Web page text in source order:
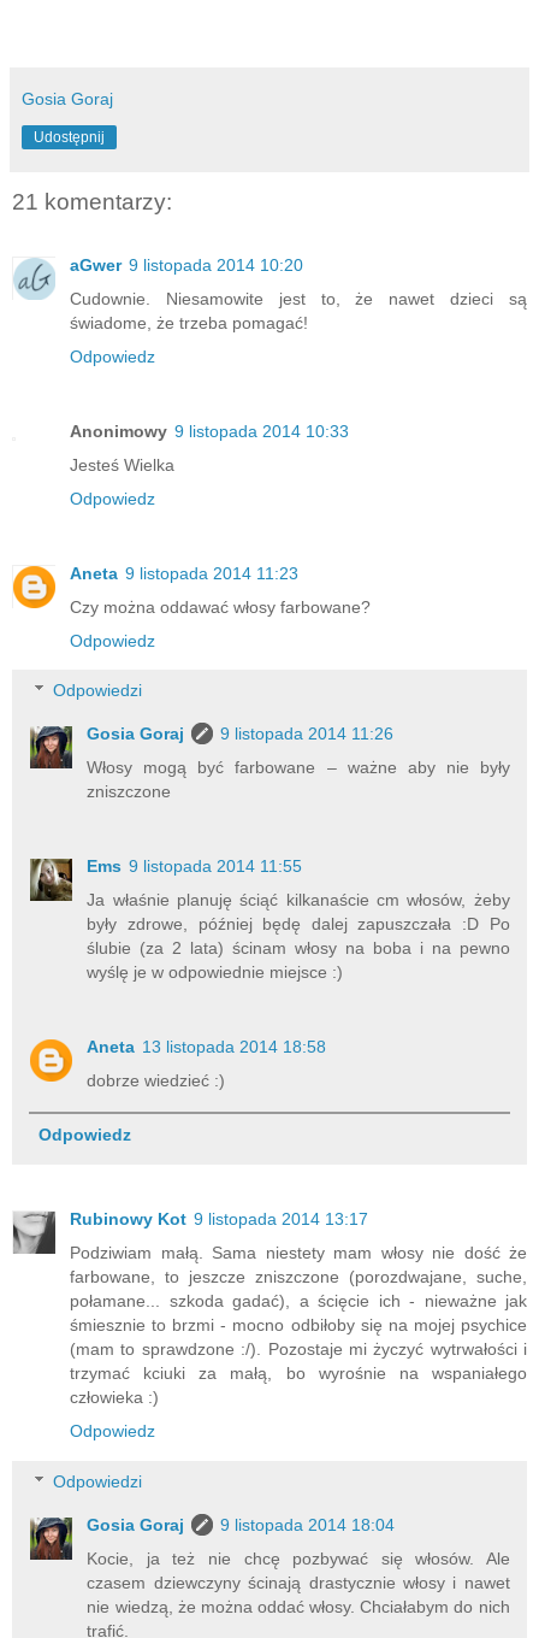
Gosia Goraj
Udostępnij
21 komentarzy:
aGwer 9 listopada 2014 10:20
Cudownie. Niesamowite jest to, że nawet dzieci są
świadome, że trzeba pomagać!
Odpowiedz
Anonimowy 9 listopada 2014 10:33
Jesteś Wielka
Odpowiedz
Aneta 9 listopada 2014 11:23
Czy można oddawać włosy farbowane?
Odpowiedz
Odpowiedzi
Gosia Goraj
9 listopada 2014 11:26
Włosy mogą być farbowane – ważne aby nie były
zniszczone
Ems 9 listopada 2014 11:55
Ja właśnie planuję ściąć kilkanaście cm włosów, żeby
były zdrowe, później będę dalej zapuszczała :D Po
ślubie (za 2 lata) ścinam włosy na boba i na pewno
wyślę je w odpowiednie miejsce :)
Aneta 13 listopada 2014 18:58
dobrze wiedzieć :)
Odpowiedz
Rubinowy Kot 9 listopada 2014 13:17
Podziwiam małą. Sama niestety mam włosy nie dość że
farbowane, to jeszcze zniszczone (porozdwajane, suche,
połamane... szkoda gadać), a ścięcie ich - nieważne jak
śmiesznie to brzmi - mocno odbiłoby się na mojej psychice
(mam to sprawdzone :/). Pozostaje mi życzyć wytrwałości i
trzymać kciuki za małą, bo wyrośnie na wspaniałego
człowieka :)
Odpowiedz
Odpowiedzi
Gosia Goraj
9 listopada 2014 18:04
Kocie, ja też nie chcę pozbywać się włosów. Ale
czasem dziewczyny ścinają drastycznie włosy i nawet
nie wiedzą, że można oddać włosy. Chciałabym do nich
trafić.